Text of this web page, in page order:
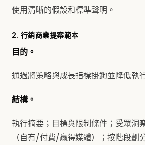
使用清晰的假設和標準聲明。
2. 行銷商業提案範本
目的。
通過將策略與成長指標掛鉤並降低執
結構。
執行摘要；目標與限制條件；受眾洞
（自有/付費/贏得媒體）；按階段劃